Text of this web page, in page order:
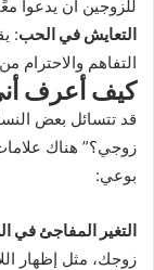
للزوجين أن يدعوا
التعايش في الحب:
التفاهم والاحترام
كيف أعرف
قد تتسائل بعض
زوجي؟” هناك
بوعي:
التغير المفاجئ في
زوجك، مثل إظهار